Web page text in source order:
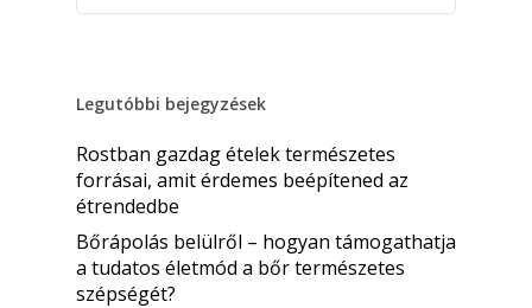
Legutóbbi bejegyzések
Rostban gazdag ételek természetes
forrásai, amit érdemes beépítened az
étrendedbe
Bőrápolás belülről – hogyan támogathatja
a tudatos életmód a bőr természetes
szépségét?